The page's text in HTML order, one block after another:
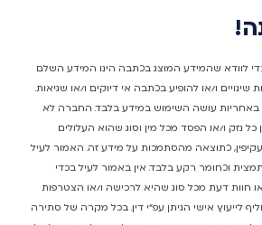
לוודא שהמידע המוצג בכתבה הינו המידע השלם
שינויים ו/או להופיע בכתבה אי דיוקים ו/או שגיאות.
עושה השימוש במידע בלבד. החברה לא
נזק ו/או הפסד מכל מין וסוג שהוא העלולים
בעקיפין, כתוצאה מהסתמכות על מידע זה. האמור לעיל
תמצית וכחומר רקע בלבד. אין באמור לעיל בכדי
או חוות דעת מכל סוג שהיא לרכישה ו/או הצטרפות
לייעוץ אישי הניתן עפ"י דין. בכל מקרה של סתירה